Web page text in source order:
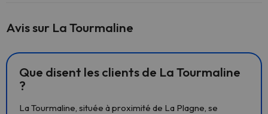
Avis sur La Tourmaline
Que disent les clients de La Tourmaline
?
La Tourmaline, située à proximité de La Plagne, se